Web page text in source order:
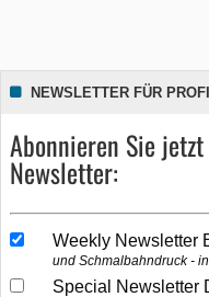
NEWSLETTER FÜR
Abonnieren Sie
Newsletter:
Weekly Newsletter
und Schmalbahndruck -
Special Newsletter